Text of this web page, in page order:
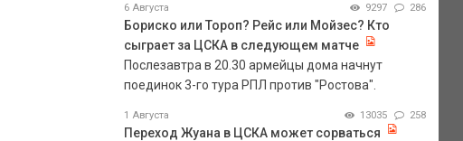
6 Августа 9297 286
Бориско или Тороп? Рейс или Мойзес? Кто
сыграет за ЦСКА в следующем матче
Послезавтра в 20.30 армейцы дома начнут
поединок 3-го тура РПЛ против "Ростова".
1 Августа 13035 258
Переход Жуана в ЦСКА может сорваться